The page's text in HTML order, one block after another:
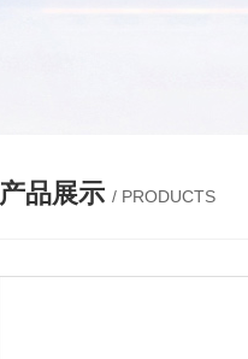
产品展示 / PRODUCTS